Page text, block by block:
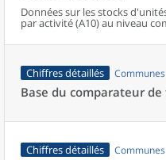
Données sur les stocks
par activité (A10) au niveau
Chiffres détaillés
Base du comparateur
Chiffres détaillés